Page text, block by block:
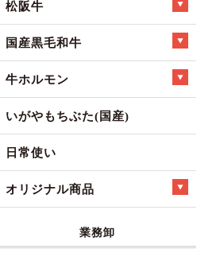
松阪牛
国産黒毛和牛
牛ホルモン
いがやもちぶた(国産)
日常使い
オリジナル商品
業務卸